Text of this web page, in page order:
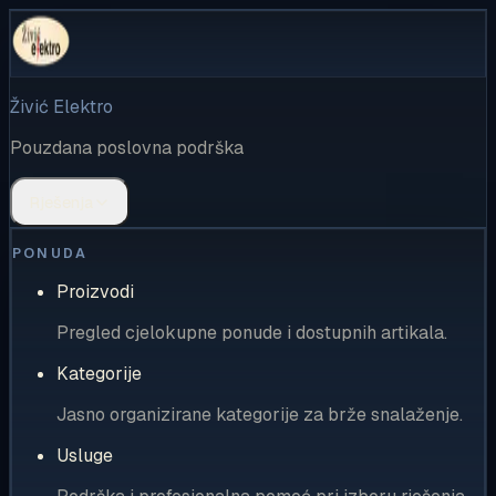
Živić Elektro
Pouzdana poslovna podrška
PONUDA
Proizvodi
Pregled cjelokupne ponude i dostupnih artikala.
Kategorije
Jasno organizirane kategorije za brže snalaženje.
Usluge